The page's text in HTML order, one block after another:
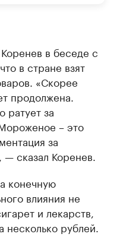
в беседе с
в стране взят
«Скорее
продолжена.
ратует за
– это
за
сказал Коренев.
конечную
влияния не
и лекарств,
рублей.